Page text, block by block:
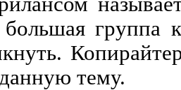
группа
тему.